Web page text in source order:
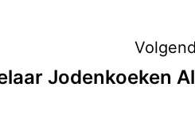
Jodenkoeken